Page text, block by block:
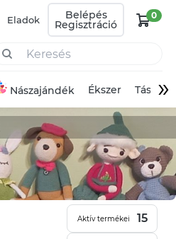
Eladok Belépés
Regisztráció
0
Nászajándék Ékszer Táska»
Aktív termékei 15